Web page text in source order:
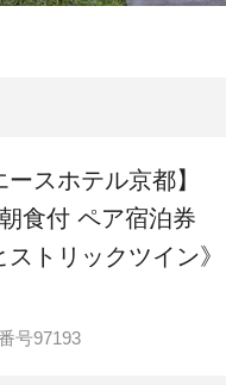
市ースホテル京都】
食付 ペア宿泊券
ストリックツイン》
号97193